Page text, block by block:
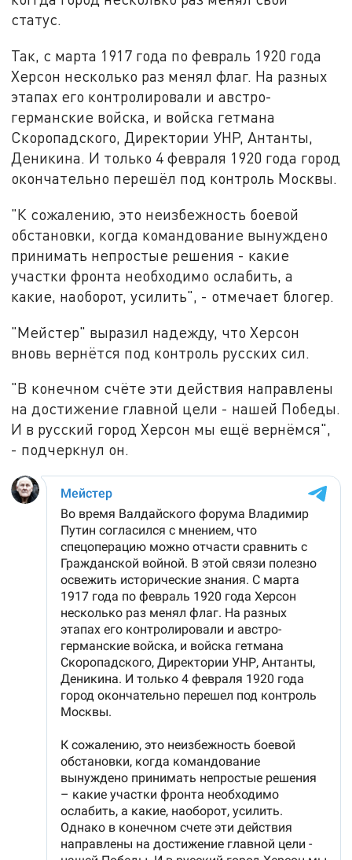
статус.
Так, с марта 1917 года по февраль 1920 года
Херсон несколько раз менял флаг. На разных
этапах его контролировали и австро-
германские войска, и войска гетмана
Скоропадского, Директории УНР, Антанты,
Деникина. И только 4 февраля 1920 года город
окончательно перешёл под контроль Москвы.
"К сожалению, это неизбежность боевой
обстановки, когда командование вынуждено
принимать непростые решения - какие
участки фронта необходимо ослабить, а
какие, наоборот, усилить", - отмечает блогер.
"Мейстер" выразил надежду, что Херсон
вновь вернётся под контроль русских сил.
"В конечном счёте эти действия направлены
на достижение главной цели - нашей Победы.
И в русский город Херсон мы ещё вернёмся",
- подчеркнул он.